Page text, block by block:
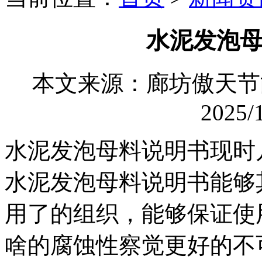
水泥发泡
本文来源：廊坊傲
2025/
水泥发泡母料说明书现
水泥发泡母料说明书能
用了的组织，能够保证
啥的腐蚀性察觉更好的